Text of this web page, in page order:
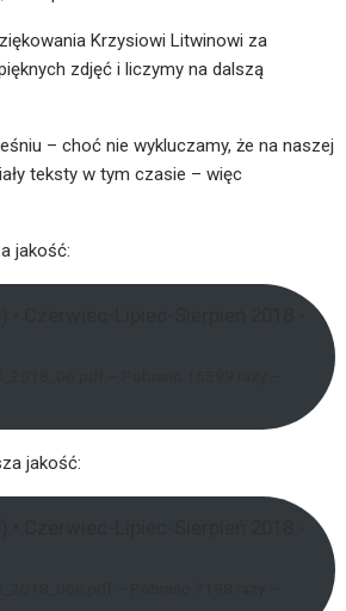
Krzysiowi Litwinowi za
zdjęć i liczymy na dalszą
– choć nie wykluczamy, że na naszej
teksty w tym czasie – więc
jakość:
jakość: